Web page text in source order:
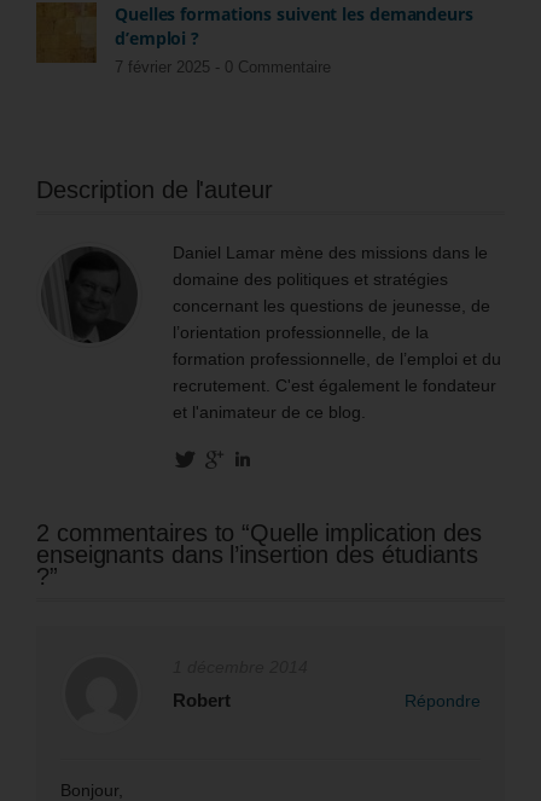
Quelles formations suivent les demandeurs
d’emploi ?
7 février 2025 - 0 Commentaire
Description de l'auteur
Daniel Lamar mène des missions dans le
domaine des politiques et stratégies
concernant les questions de jeunesse, de
l’orientation professionnelle, de la
formation professionnelle, de l’emploi et du
recrutement. C'est également le fondateur
et l'animateur de ce blog.
2 commentaires to “Quelle implication des
enseignants dans l’insertion des étudiants
?”
Robert Répondre
Bonjour,